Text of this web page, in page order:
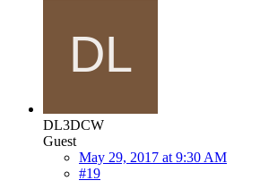
DL3DCW
Guest
May 29, 2017 at 9:30 AM
#19